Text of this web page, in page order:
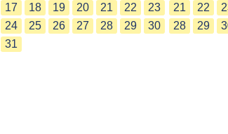
17
18 19 20 21 22
23
24
25 26 27 28 29
30
31
21
22
28
29